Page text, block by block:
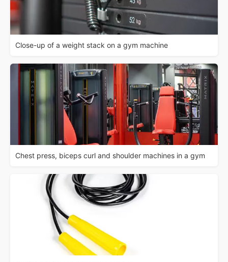
Close-up of a weight stack on a gym machine
Chest press, biceps curl and shoulder machines in a gym